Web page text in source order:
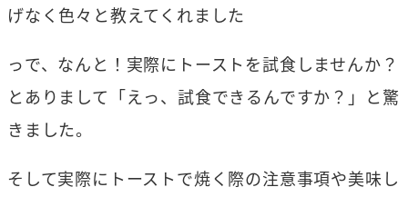
げなく色々と教えてくれました
っで、なんと！実際にトーストを試食しませんか？
とありまして「えっ、試食できるんですか？」と驚
きました。
そして実際にトーストで焼く際の注意事項や美味し